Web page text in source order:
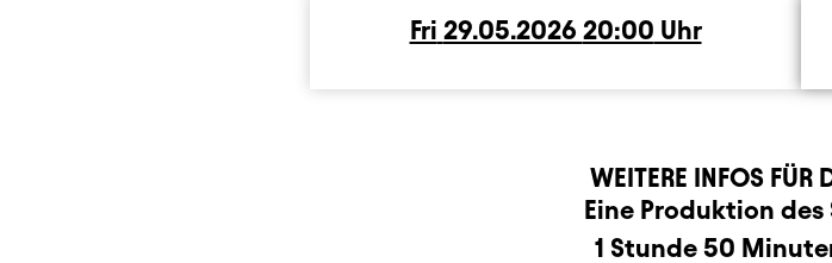
Fri Friday
29.05.2026 20:00 Uhr
WEITERE INFOS FÜR
InformationEine Produktion
1 Stunde 50